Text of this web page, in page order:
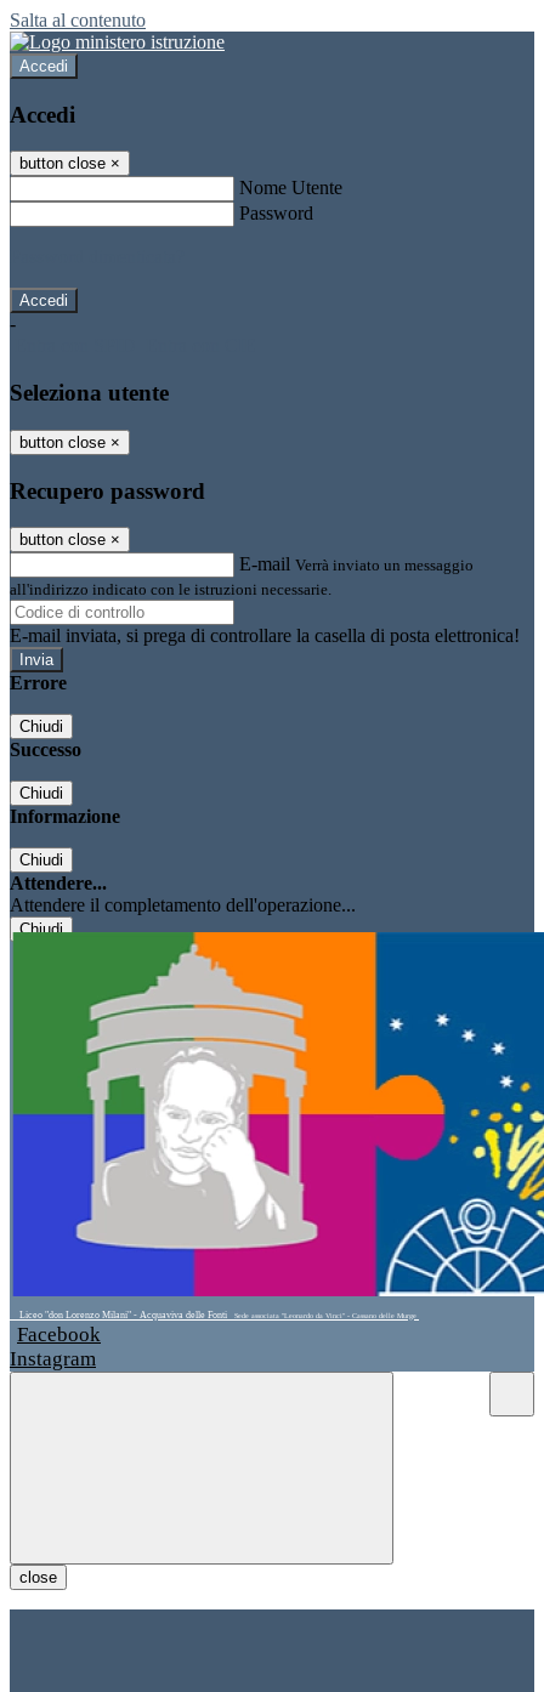
Salta al contenuto
Accedi
Accedi
button close ×
Nome Utente
Password
-
Seleziona utente
button close ×
Recupero password
button close ×
E-mail Verrà inviato un messaggio
all'indirizzo indicato con le istruzioni necessarie.
E-mail inviata, si prega di controllare la casella di posta elettronica!
Errore
Chiudi
Successo
Chiudi
Informazione
Chiudi
Attendere...
Attendere il completamento dell'operazione...
Chiudi
Liceo "don Lorenzo Milani" - Acquaviva delle Fonti Sede associata "Leonardo da Vinci" - Cassano delle Murge
Facebook
Instagram
close